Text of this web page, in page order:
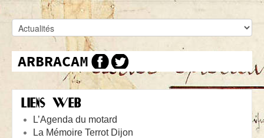
LIENS WEB
L’Agenda du motard
La Mémoire Terrot Dijon